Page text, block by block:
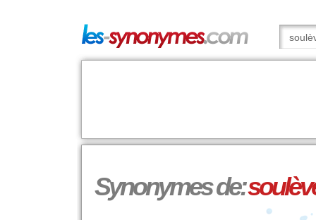
Synonymes de: